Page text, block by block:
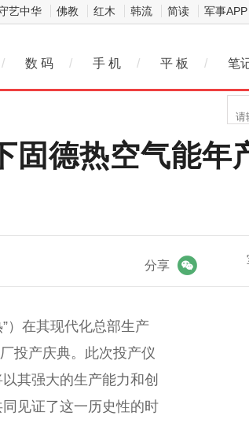
艺中华 佛教 红木 韩流 简读 军事APP
/ 数 码 / 手 机 / 平 板 / 笔
固德热空气能年
分享
）在其现代化总部生产
投产庆典。此次投产仪
其强大的生产能力和创
见证了这一历史性的时